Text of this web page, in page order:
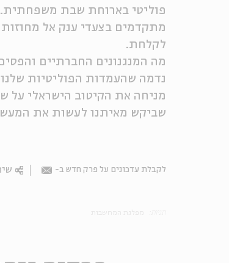
פוליטי בארוחת שבת משפחתית.
מתקדמים בצעדי ענק אל
לקלחת.
מה המנגנונים החברתיים
נדמה שהעמדות הפוליטיות
מניחה את הקיטוב הישראלי על
שביקש מאיתנו לעשות את
לקבלת עדכונים על פרק חדש ב- Email